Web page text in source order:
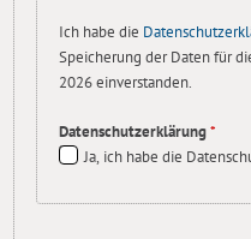
Ich habe die
Speicherung der Daten für
2026 einverstanden.
Datenschutzerklärung*
Ja, ich habe die